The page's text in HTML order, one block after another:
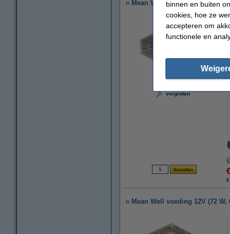
Mean Well voeding 12V (50
vergroten
Mean Well voeding 12V (72
binnen en buiten
cookies, hoe ze
accepteren om
functionele en